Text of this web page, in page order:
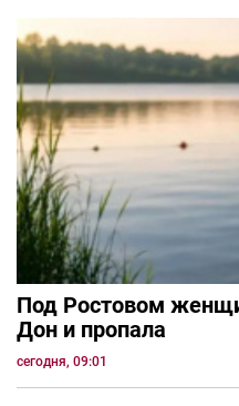
Под Ростовом
Дон и пропала
сегодня, 09:01